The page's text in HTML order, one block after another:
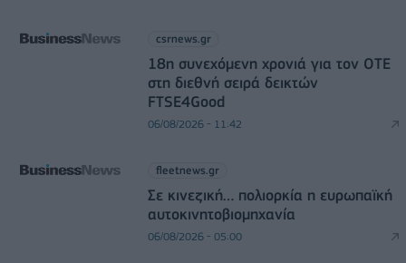
csrnews.gr
18η συνεχόμενη χρονιά για τον ΟΤΕ
στη διεθνή σειρά δεικτών
FTSE4Good
06/08/2026 - 11:42
fleetnews.gr
Σε κινεζική… πολιορκία η ευρωπαϊκή
αυτοκινητοβιομηχανία
06/08/2026 - 05:00